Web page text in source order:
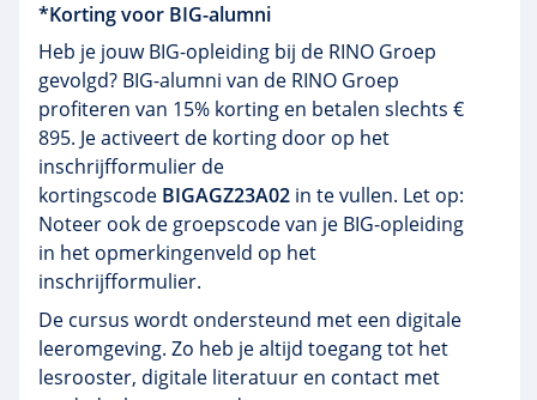
*Korting voor BIG-alumni
Heb je jouw BIG-opleiding bij de RINO Groep
gevolgd? BIG-alumni van de RINO Groep
profiteren van 15% korting en betalen slechts €
895. Je activeert de korting door op het
inschrijfformulier de
kortingscode BIGAGZ23A02 in te vullen. Let op:
Noteer ook de groepscode van je BIG-opleiding
in het opmerkingenveld op het
inschrijfformulier.
De cursus wordt ondersteund met een digitale
leeromgeving. Zo heb je altijd toegang tot het
lesrooster, digitale literatuur en contact met